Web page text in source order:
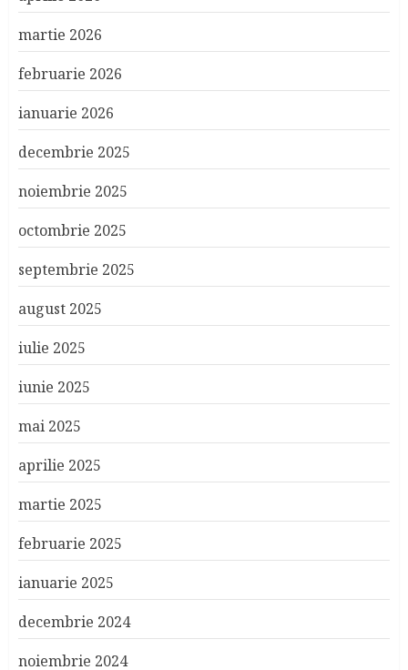
martie 2026
februarie 2026
ianuarie 2026
decembrie 2025
noiembrie 2025
octombrie 2025
septembrie 2025
august 2025
iulie 2025
iunie 2025
mai 2025
aprilie 2025
martie 2025
februarie 2025
ianuarie 2025
decembrie 2024
noiembrie 2024